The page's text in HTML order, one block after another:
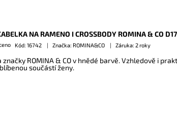
NA RAMENO I CROSSBODY ROMINA & CO
Kód: 16742 Značka: ROMINA&CO Záruka: 2 roky
ROMINA & CO v hnědé barvě. Vzhledově i
součástí ženy.